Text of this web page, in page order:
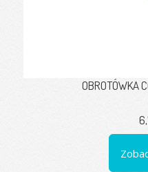
OBROTÓWKA